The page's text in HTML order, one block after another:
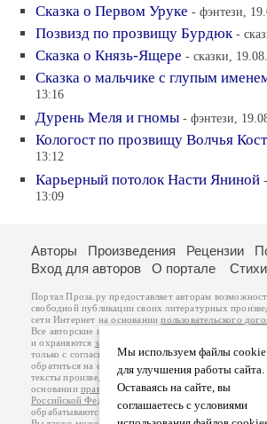
Сказка о Первом Уруке - фэнтези,
Позвизд по прозвищу Бурдюк -
Сказка о Князь-Ящере - сказки,
Сказка о мальчике с глупым
13:16
Дурень Меля и гномы - фэнтези,
Кологост по прозвищу Волчья
13:12
Карьерный потолок Насти Яниной
13:09
Мы используем файлы cookie
для улучшения работы сайта.
Оставаясь на сайте, вы
соглашаетесь с условиями
Авторы Произведения Рецензии
Вход для авторов
О портале
Портал Проза.ру предоставляет авторам
свободной публикации своих литературных
сети Интернет на основаниипользовательского
Все авторские права на произведения принадлежат
и охраняются законом
. Перепечатка произведений
только с согласия его автора, к которому вы можете
обратиться на его авторской странице.
тексты произведений авторы несут самостоятельно на
основанииправил публикацииизаконодательства
Российской Федерации
обрабатываются на основанииПолитики обработки